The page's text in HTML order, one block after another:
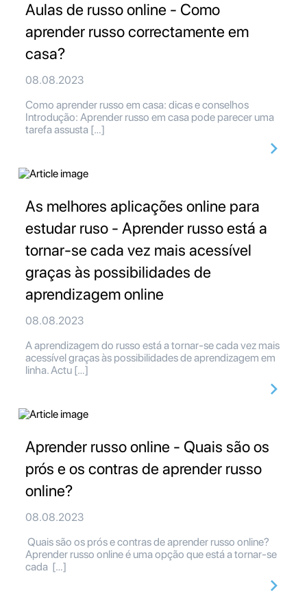
Aulas de russo online - Como
aprender russo correctamente em
casa?
08.08.2023
Como aprender russo em casa: dicas e conselhos
Introdução: Aprender russo em casa pode parecer uma
tarefa assusta […]
As melhores aplicações online para
estudar ruso - Aprender russo está a
tornar-se cada vez mais acessível
graças às possibilidades de
aprendizagem online
08.08.2023
A aprendizagem do russo está a tornar-se cada vez mais
acessível graças às possibilidades de aprendizagem em
linha. Actu […]
Aprender russo online - Quais são os
prós e os contras de aprender russo
online?
08.08.2023
Quais são os prós e contras de aprender russo online?
Aprender russo online é uma opção que está a tornar-se
cada […]